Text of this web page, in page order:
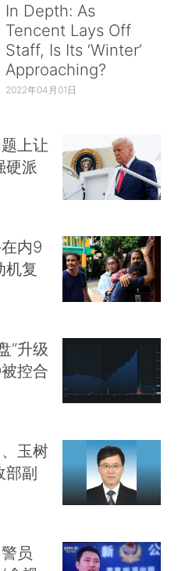
In Depth: As
Tencent Lays Off
Staff, Is Its ‘Winter’
Approaching?
2022年04月01日
上让
硬派
内9
机复
”升级
控合
玉树
部副
员